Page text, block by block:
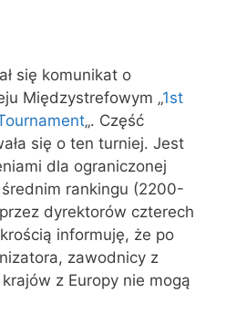
się komunikat o
Międzystrefowym „1st
„. Część
się o ten turniej. Jest
dla ograniczonej
rankingu (2200-
dyrektorów czterech
informuję, że po
zawodnicy z
z Europy nie mogą